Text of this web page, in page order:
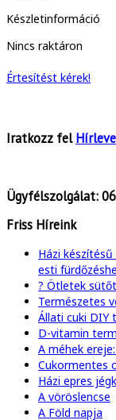
Készletinformáció
Nincs raktáron
Értesítést kérek!
Iratkozz fel
Ügyfélszolgálat:
Friss Híreink
Házi
esti
? Ötletek
Természetes
Állati cuki
D-vitamin
A méhek
Cukormentes
Házi epres
A vöröslencse
A Föld napja